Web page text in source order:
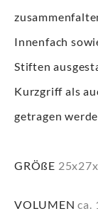
Innenfach
Stiften
Kurzgriff als
getragen
GRÖßE
VOLUMEN ca.